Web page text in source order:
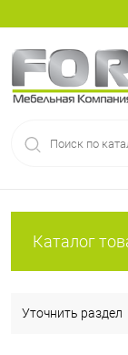
Каталог
Уточнить раздел